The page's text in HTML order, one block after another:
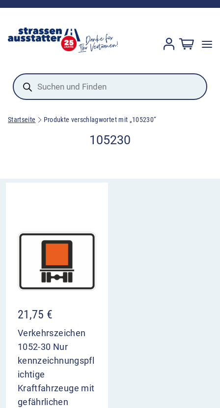
Products
search
Startseite Produkte verschlagwortet mit „105230“
105230
21,75 €
Verkehrszeichen
1052-30 Nur
kennzeichnungspfl
ichtige
Kraftfahrzeuge mit
gefährlichen